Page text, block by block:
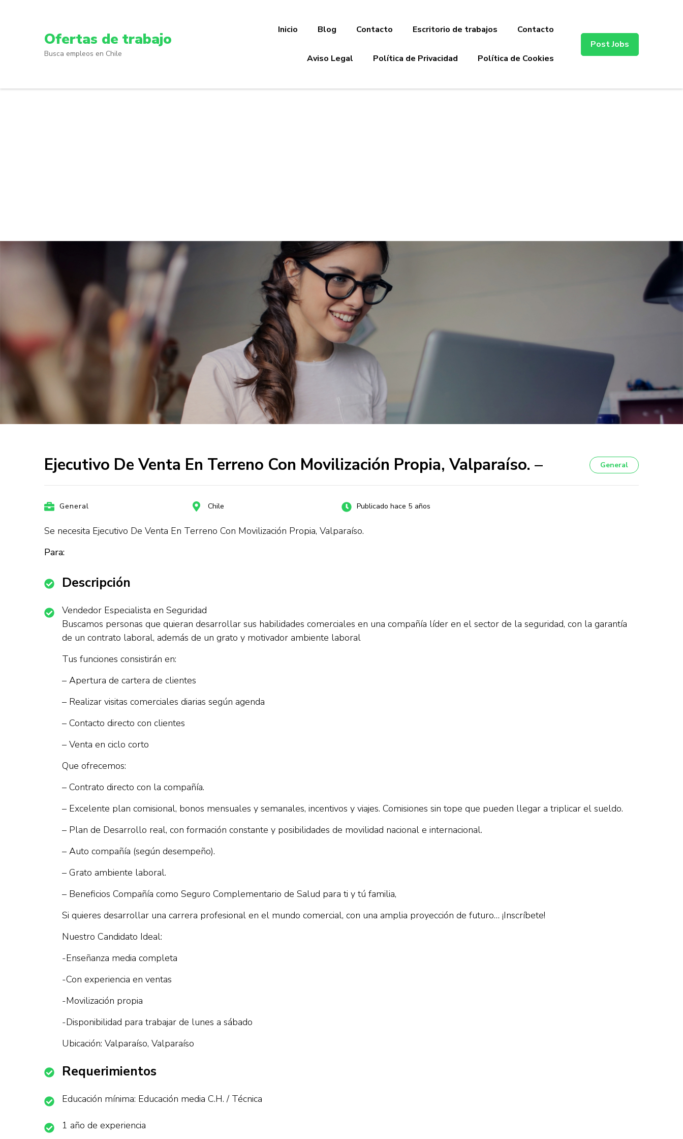
Ofertas de trabajo
Busca empleos en Chile
Inicio Blog Contacto Escritorio de trabajos Contacto
Aviso Legal Política de Privacidad Política de Cookies
Post Jobs
Ejecutivo De Venta En Terreno Con Movilización Propia, Valparaíso. – General
General Chile Publicado hace 5 años
Se necesita Ejecutivo De Venta En Terreno Con Movilización Propia, Valparaíso.
Para:
Descripción
Vendedor Especialista en Seguridad
Buscamos personas que quieran desarrollar sus habilidades comerciales en una compañía líder en el sector de la seguridad, con la garantía
de un contrato laboral, además de un grato y motivador ambiente laboral
Tus funciones consistirán en:
– Apertura de cartera de clientes
– Realizar visitas comerciales diarias según agenda
– Contacto directo con clientes
– Venta en ciclo corto
Que ofrecemos:
– Contrato directo con la compañía.
– Excelente plan comisional, bonos mensuales y semanales, incentivos y viajes. Comisiones sin tope que pueden llegar a triplicar el sueldo.
– Plan de Desarrollo real, con formación constante y posibilidades de movilidad nacional e internacional.
– Auto compañía (según desempeño).
– Grato ambiente laboral.
– Beneficios Compañía como Seguro Complementario de Salud para ti y tú familia,
Si quieres desarrollar una carrera profesional en el mundo comercial, con una amplia proyección de futuro… ¡Inscríbete!
Nuestro Candidato Ideal:
-Enseñanza media completa
-Con experiencia en ventas
-Movilización propia
-Disponibilidad para trabajar de lunes a sábado
Ubicación: Valparaíso, Valparaíso
Requerimientos
Educación mínima: Educación media C.H. / Técnica
1 año de experiencia